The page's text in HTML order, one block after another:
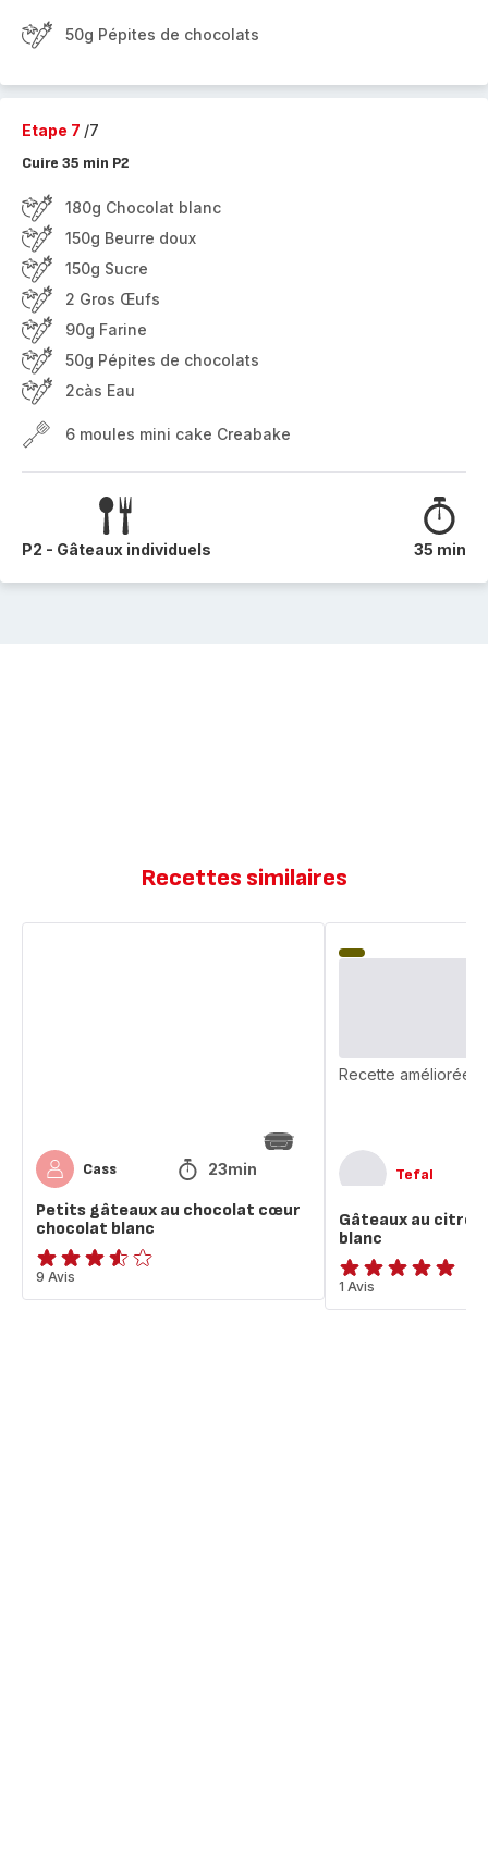
50g Pépites de chocolats
Etape 7 /7
Cuire 35 min P2
180g Chocolat blanc
150g Beurre doux
150g Sucre
2 Gros Œufs
90g Farine
50g Pépites de chocolats
2càs Eau
6 moules mini cake Creabake
P2 - Gâteaux individuels 35 min
Recettes similaires
Cass 23min
Petits gâteaux au chocolat cœur
chocolat blanc
ratings.3.5
9 Avis
Tefal
Gâteaux au
blanc
Avis
5
1 Avis
Recette améliorée
au
blanc